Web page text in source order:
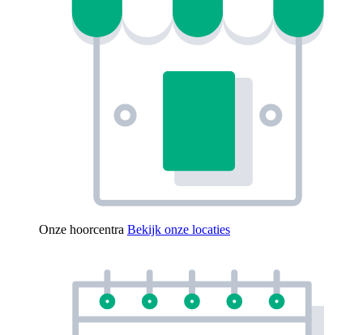
Onze hoorcentra Bekijk onze locaties